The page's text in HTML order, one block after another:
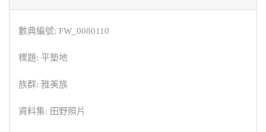
數典編號: FW_0080110
標題: 平墊地
族群: 雅美族
資料集: 田野照片